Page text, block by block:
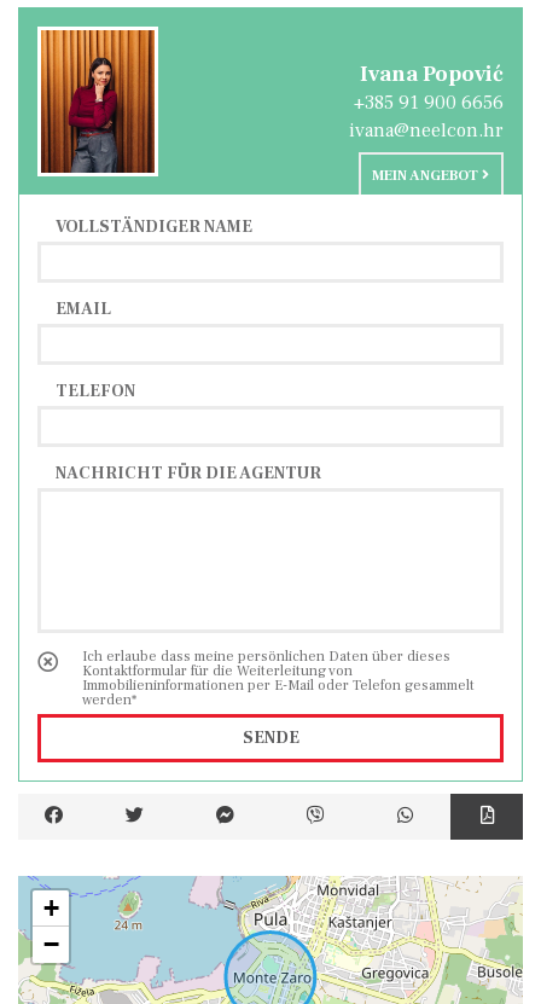
sowie zu den Stränden ermöglicht.
Ivana Popović
+385 91 900 6656
ivana@neelcon.hr
MEIN ANGEBOT
VOLLSTÄNDIGER NAME
EMAIL
TELEFON
NACHRICHT FÜR DIE AGENTUR
Ich erlaube dass meine persönlichen Daten über dieses
Kontaktformular für die Weiterleitung von
Immobilieninformationen per E-Mail oder Telefon gesammelt
werden*
SENDE
+
−